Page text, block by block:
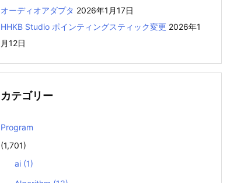
オーディオアダプタ 2026年1月17日
HHKB Studio ポインティングスティック変更 2026年1
月12日
カテゴリー
Program
(1,701)
ai (1)